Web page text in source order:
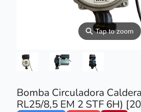
⚲Tap to zoom
Bomba Circuladora
RL25/8,5 EM 2 STF 6H)